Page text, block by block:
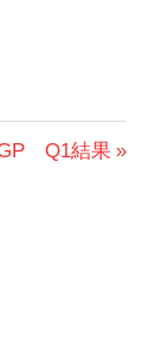
Q1結果